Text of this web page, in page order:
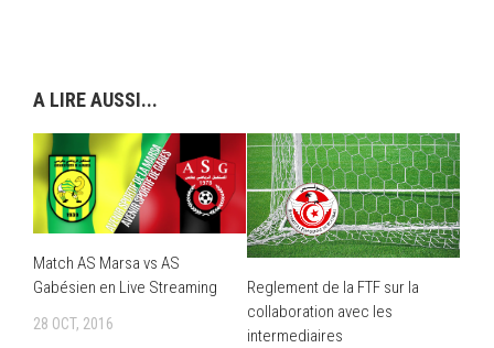
A LIRE AUSSI...
Match AS Marsa vs AS
Gabésien en Live Streaming
28 OCT, 2016
Reglement de la FTF sur la
collaboration avec les
intermediaires